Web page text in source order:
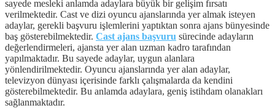
sayede mesleki anlamda adaylara büyük bir gelişim fırsatı
verilmektedir. Cast ve dizi oyuncu ajanslarında yer almak isteyen
adaylar, gerekli başvuru işlemlerini yaptıktan sonra ajans bünyesinde
baş gösterebilmektedir. Cast ajans başvuru sürecinde adayların
değerlendirmeleri, ajansta yer alan uzman kadro tarafından
yapılmaktadır. Bu sayede adaylar, uygun alanlara
yönlendirilmektedir. Oyuncu ajanslarında yer alan adaylar,
televizyon dünyası içerisinde farklı çalışmalarda da kendini
gösterebilmektedir. Bu anlamda adaylara, geniş istihdam olanakları
sağlanmaktadır.